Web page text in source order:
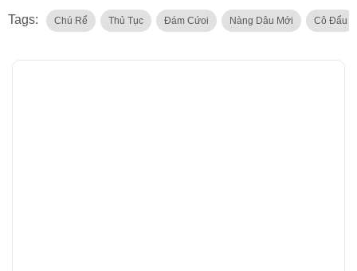
Tags: Chú Rể Thủ Tục Đám Cứoi Nàng Dâu Mới Cô Đẩu